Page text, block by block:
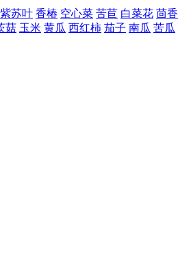
紫苏叶 香椿 空心菜 苦苣 白菜花 茴香
菇 玉米 黄瓜 西红柿 茄子 南瓜 苦瓜